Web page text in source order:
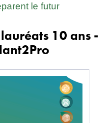
le futur
10 ans -